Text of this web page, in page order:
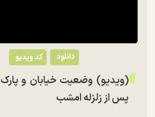
کد ویدیو دانلود
(ویدیو) وضعیت خیابان و
پس از زلزله امشب